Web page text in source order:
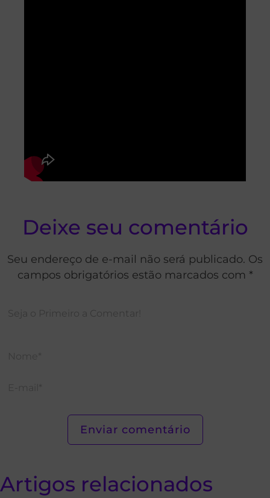
Deixe seu comentário
Seu endereço de e-mail não será publicado. Os
campos obrigatórios estão marcados com *
Artigos relacionados